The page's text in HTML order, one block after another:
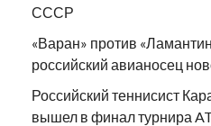
СССР
«Варан» против
российский авианосец
Российский теннисист
вышел в финал турнира